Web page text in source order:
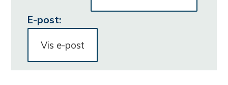
E-post:
Vis e-post